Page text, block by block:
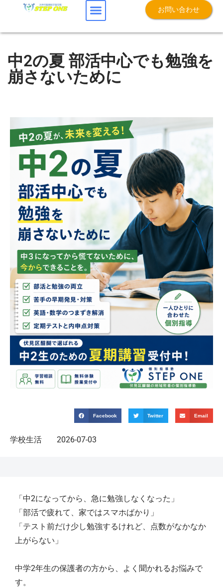
お問い合わせ
中2の夏 部活中心でも勉強を
崩さないために
Facebook Twitter Email
学校生活 2026-07-03
「中2になってから、急に勉強しなくなった」
「部活で疲れて、家ではスマホばかり」
「テスト前だけ少し勉強するけれど、点数がなかなか
上がらない」
中学2年生の保護者の方から、よく聞かれるお悩みで
す。